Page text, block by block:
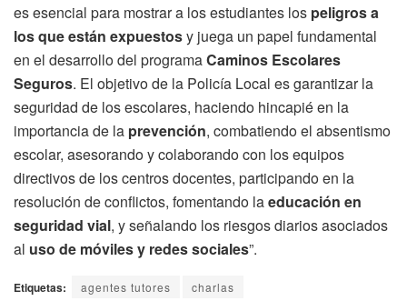
es esencial para mostrar a los estudiantes los peligros a
los que están expuestosy juega un papel fundamental
en el desarrollo del programaCaminos Escolares
Seguros. El objetivo de la Policía Local es garantizar la
seguridad de los escolares, haciendo hincapié en la
importancia de la prevención, combatiendo el absentismo
escolar, asesorando y colaborando con los equipos
directivos de los centros docentes, participando en la
resolución de conflictos, fomentando laeducación en
seguridad vial, y señalando los riesgos diarios asociados
al uso de móviles y redes sociales”.
Etiquetas: agentes tutores
charlas